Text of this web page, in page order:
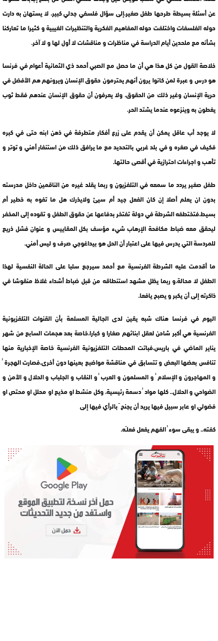
عن أسئلة بسيطة طرحها طفل صغير،إلى سؤال فلسفي جدلي كبير، لا يستهان به دارت
حوله الفلسفات واختلفت حوله المفاهيم الفكرية والتنظيرات الغيبية و كثيرا ما تعاركنا
بشأنه مع ملحدين أيام الدراسة في مناظرات و مناقشات لا أول لها و لا آخر.
خلاصة القول من كل هذا هي أن ما حصل مع الصبي أحمد ذي الثمانية أعوام في فرنسا
هو درس و عبرة لمن كانوا يرون أنهم يحترمون حقوق الإنسان ويرونهم هم الأفضل في
حرية الإنسان وغير ذلك من الحقوق، ولا يعرفون أن حقوق الإنسان عندهم فقط ثوب
يغطون به وينزعوه عندما يشتد الحر.
لا يوجد أب عاقل يمكن أن يقدم على زرع أفكار متطرفة في ذهن ابنه حتى في كبره
فكيف في صغره و في بلد غربي بالتحديد مع ما يرافق ذلك من استنفار أمني و توتر و
تأهب و اجراءات احترازية في أقصى حالتها.
طفل صغير يردد ما سمعه في التلفزيون و ربما يقلد غيره من الناقمين داخل مدرسته
بدون ان يعلم أصلا إن كان الفعل جيد أم سيئ ولايذرك هل ما تفوه به خطير أم
بسيط،فتختطفه الشرطة في دولة تفتخر بدفاعها عن حقوق الطفل و تقوده إلى المخفر
ليحقق معه ضباط مكافحة الإرهاب شيء مؤسف بكل المقاييس و عنوان فشل ذريع
للمردسة التي يدرس فيها على اعتبار أن الحل هو بيداغوجي صرف و ليس أمني.
ما أقدمت عليه الشرطة الفرنسية مع أحمد سيرجع سلبا على الحالة النفسية لهذا
الطفل لا محالة،و ربما يظل مشهد استنطاقه من قبل ضباط أشداء غلاظ منقوشا في
ذاكرته إلى أن يكبر و يصبح يافعا.
اليوم في فرنسا هناك شبه يقين لدى الجالية المسلمة بأن القنوات التلفزيونية
الفرنسية هي أكبر شاحن لعقل ابنائهم صغارا و كبارا،خاصة بعد هجمات السابع من شهر
يناير الماضي في باريس،فباتت المحطات التلفزيونية الفرنسية خاصة الإخبارية منها
تنافس بعضها البعض و تتسابق في مناقشة مواضبع بعينها دون أخرى،فصارت الهجرة ُ
و المهاجرون و الإسلام ُ و المسلمون و العرب ُ و النقاب و الجلباب و الحلال و الأمن و
الضواحي و الحلال.. كلها مواد ُ دسمة رئيسية، وكل منشط او مذيع او محلل او محتص او
فضولي او عابر سبيل فيها يريد أن يجنح َ بالرأي فيها إلى
كفته.. و يبقى سوء ُ الفهم يفعل فعلـَه.